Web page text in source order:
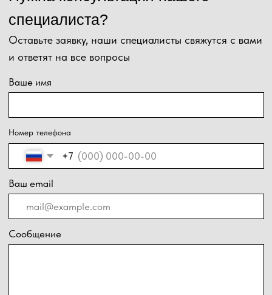
Нажимая на кнопку, Вы даёте согласие на обработку персональных
данных и соглашаетесь с